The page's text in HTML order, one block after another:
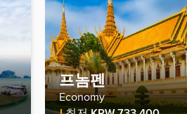
프놈펜
Economy
Fare Price